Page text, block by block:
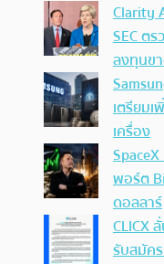
Clarity
SEC ต
ลงทุนข
เตรียม
เครื่อง
พอร์ต
ดอลลาร์
CLICX
รับสมัค